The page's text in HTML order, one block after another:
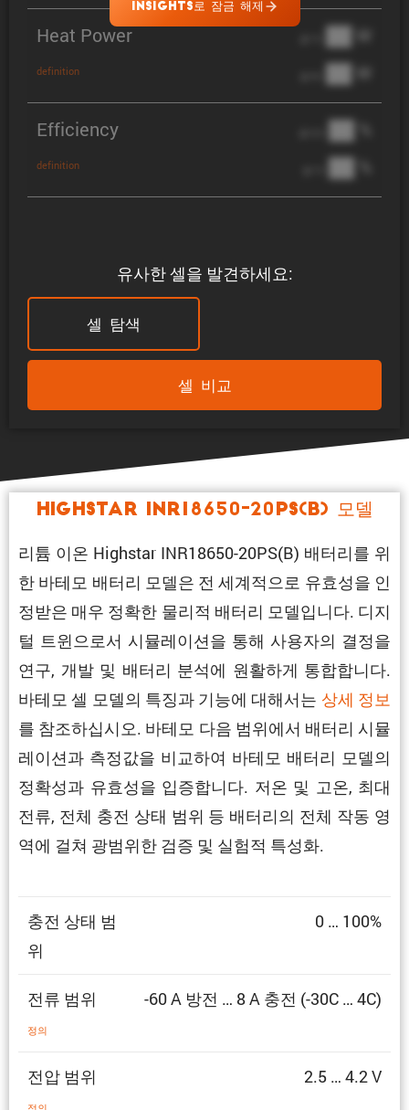
유사한 셀을 발견하세요:
셀 탐색
셀 비교
Heat Power
definition
██ W
██ W
Efficiency
definition
██ %
██ %
INSIGHTS로 잠금 해제
Highstar INR18650-20PS(B) 모델
리튬 이온 Highstar INR18650-20PS(B) 배터리를 위
한 바테모 배터리 모델은 전 세계적으로 유효성을 인
정받은 매우 정확한 물리적 배터리 모델입니다. 디지
털 트윈으로서 시뮬레이션을 통해 사용자의 결정을
연구, 개발 및 배터리 분석에 원활하게 통합합니다.
바테모 셀 모델의 특징과 기능에 대해서는 상세 정보
를 참조하십시오. 바테모 다음 범위에서 배터리 시뮬
레이션과 측정값을 비교하여 바테모 배터리 모델의
정확성과 유효성을 입증합니다. 저온 및 고온, 최대
전류, 전체 충전 상태 범위 등 배터리의 전체 작동 영
역에 걸쳐 광범위한 검증 및 실험적 특성화.
충전 상태 범
위
0 … 100%
전류 범위
정의
-60 A 방전 … 8 A 충전 (-30C … 4C)
전압 범위 2.5 … 4.2 V